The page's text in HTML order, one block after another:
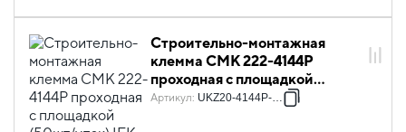
Строительно-монтажная
клемма СМК 222-4144P
проходная с площадкой
(50шт/упак) IEK
Артикул: UKZ20-4144P-050